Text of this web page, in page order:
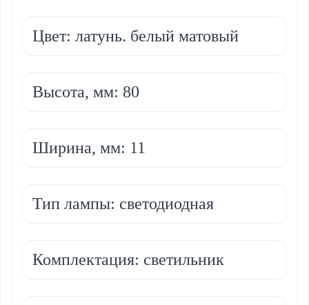
Цвет: латунь. белый матовый
Высота, мм: 80
Ширина, мм: 11
Тип лампы: светодиодная
Комплектация: светильник